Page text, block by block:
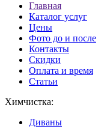
Главная
Каталог услуг
Цены
Фото до и после
Контакты
Скидки
Оплата и время
Статьи
Химчистка:
Диваны